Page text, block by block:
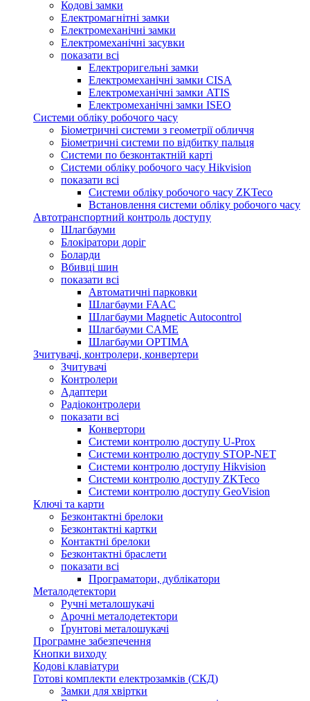
Кодові замки
Електромагнітні замки
Електромеханічні замки
Електромеханічні засувки
показати всі
Електроригельні замки
Електромеханічні замки CISA
Електромеханічні замки ATIS
Електромеханічні замки ISEO
Системи обліку робочого часу
Біометричні системи з геометрії обличчя
Біометричні системи по відбитку пальця
Системи по безконтактній карті
Системи обліку робочого часу Hikvision
показати всі
Системи обліку робочого часу ZKTeco
Встановлення системи обліку робочого часу
Автотранспортний контроль доступу
Шлагбауми
Блокіратори доріг
Боларди
Вбивці шин
показати всі
Автоматичні парковки
Шлагбауми FAAC
Шлагбауми Magnetic Autocontrol
Шлагбауми CAME
Шлагбауми OPTIMA
Зчитувачі, контролери, конвертери
Зчитувачі
Контролери
Адаптери
Радіоконтролери
показати всі
Конвертори
Системи контролю доступу U-Prox
Системи контролю доступу STOP-NET
Системи контролю доступу Hikvision
Системи контролю доступу ZKTeco
Системи контролю доступу GeoVision
Ключі та карти
Безконтактні брелоки
Безконтактні картки
Контактні брелоки
Безконтактні браслети
показати всі
Програматори, дублікатори
Металодетектори
Ручні металошукачі
Арочні металодетектори
Ґрунтові металошукачі
Програмне забезпечення
Кнопки виходу
Кодові клавіатури
Готові комплекти електрозамків (СКД)
Замки для хвіртки